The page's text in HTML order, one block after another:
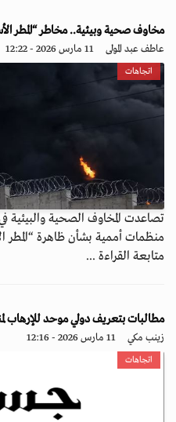
مخاوف صحية وبيئية.. مخاطر “المطر
عاطف عبد المولى 11 مارس 2026 - 12:22
اتجاهات
تصاعدت المخاوف الصحية والبيئية
منظمات أممية بشأن ظاهرة
متابعة القراءة ...
مطالبات بتعريف دولي موحد للإرهاب
زينب مكي 11 مارس 2026 - 12:16
اتجاهات